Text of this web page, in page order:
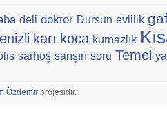
deli doktor Dursun evlilik
karı koca kurnazlık
sarhoş sarışın soru Temel
Özdemir projesidir.